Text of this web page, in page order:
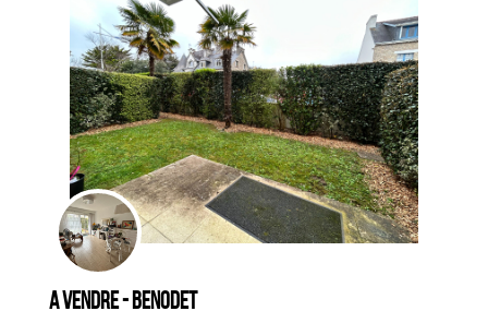
A vendre - BENODET